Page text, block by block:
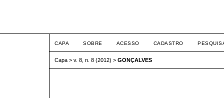
CAPA SOBRE ACESSO CADASTRO
Capa > v. 8, n. 8 (2012) > GONÇALVES